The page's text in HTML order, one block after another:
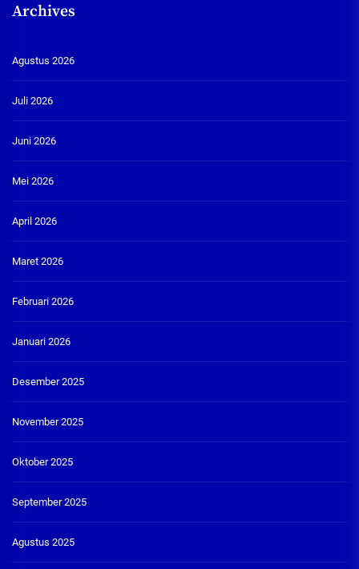
Archives
Agustus 2026
Juli 2026
Juni 2026
Mei 2026
April 2026
Maret 2026
Februari 2026
Januari 2026
Desember 2025
November 2025
Oktober 2025
September 2025
Agustus 2025